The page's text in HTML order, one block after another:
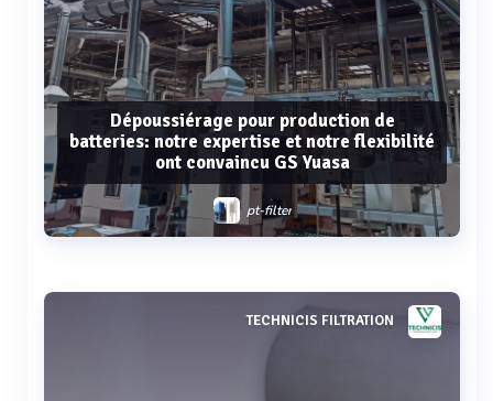
Dépoussiérage pour production de
batteries: notre expertise et notre flexibilité
ont convaincu GS Yuasa
pt-filter
Voir plus
TECHNICIS FILTRATION